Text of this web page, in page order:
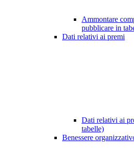
Ammontare
pubblicare in
Dati relativi ai premi
Dati relativi ai
tabelle)
Benessere